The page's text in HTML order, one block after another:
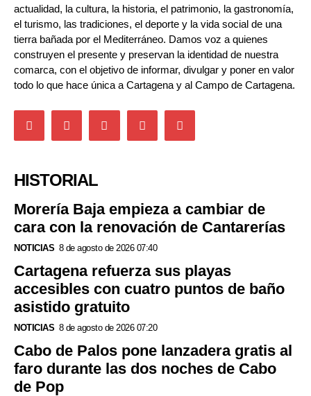
actualidad, la cultura, la historia, el patrimonio, la gastronomía,
el turismo, las tradiciones, el deporte y la vida social de una
tierra bañada por el Mediterráneo. Damos voz a quienes
construyen el presente y preservan la identidad de nuestra
comarca, con el objetivo de informar, divulgar y poner en valor
todo lo que hace única a Cartagena y al Campo de Cartagena.
HISTORIAL
Morería Baja empieza a cambiar de
cara con la renovación de Cantarerías
NOTICIAS 8 de agosto de 2026 07:40
Cartagena refuerza sus playas
accesibles con cuatro puntos de baño
asistido gratuito
NOTICIAS 8 de agosto de 2026 07:20
Cabo de Palos pone lanzadera gratis al
faro durante las dos noches de Cabo
de Pop